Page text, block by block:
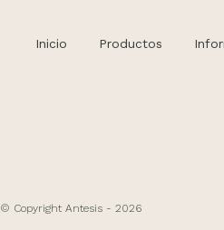
Inicio Productos
© Copyright Antesis - 2026